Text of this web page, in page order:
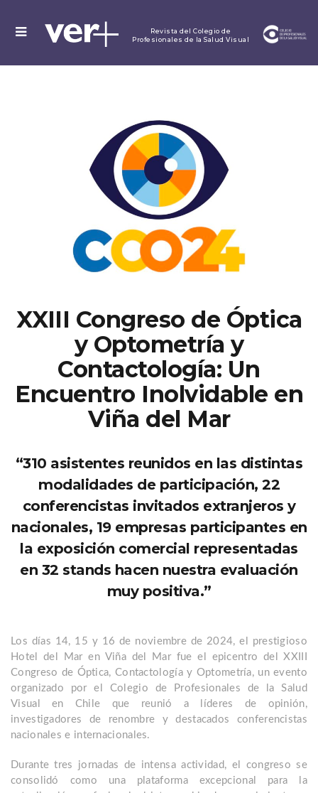
MENU
Revista del Colegio de
Profesionales de la Salud Visual
XXIII Congreso de Óptica
y Optometría y
Contactología: Un
Encuentro Inolvidable en
Viña del Mar
“310 asistentes reunidos en las distintas
modalidades de participación, 22
conferencistas invitados extranjeros y
nacionales, 19 empresas participantes en
la exposición comercial representadas
en 32 stands hacen nuestra evaluación
muy positiva.”
Los días 14, 15 y 16 de noviembre de 2024, el prestigioso
Hotel del Mar en Viña del Mar fue el epicentro del XXIII
Congreso de Óptica, Contactología y Optometría, un evento
organizado por el Colegio de Profesionales de la Salud
Visual en Chile que reunió a líderes de opinión,
investigadores de renombre y destacados conferencistas
nacionales e internacionales.
Durante tres jornadas de intensa actividad, el congreso se
consolidó como una plataforma excepcional para la